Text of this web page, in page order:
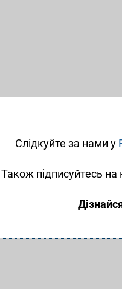
Слідкуйте за нами у
Також підписуйтесь на